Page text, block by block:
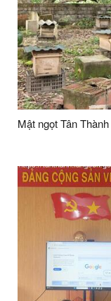
Mật ngọt Tân Thành